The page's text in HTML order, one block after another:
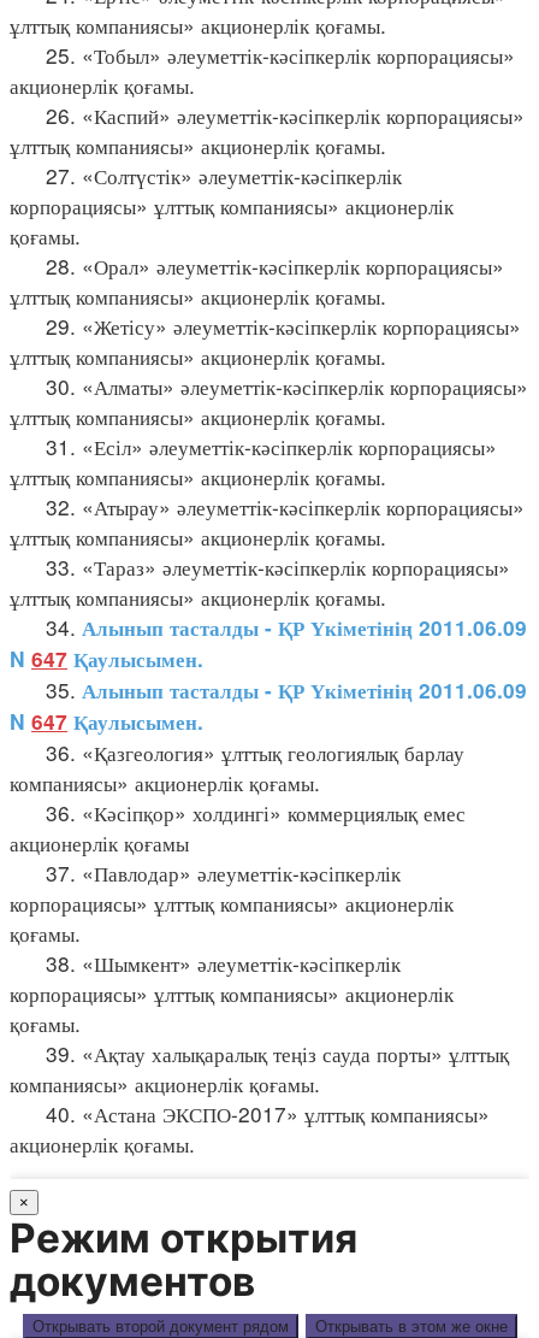
ұлттық компаниясы» акционерлік қоғамы.
25. «Тобыл» әлеуметтік-кәсіпкерлік корпорациясы»
акционерлік қоғамы.
26. «Каспий» әлеуметтік-кәсіпкерлік корпорациясы»
ұлттық компаниясы» акционерлік қоғамы.
27. «Солтүстік» әлеуметтік-кәсіпкерлік
корпорациясы» ұлттық компаниясы» акционерлік
қоғамы.
28. «Орал» әлеуметтік-кәсіпкерлік корпорациясы»
ұлттық компаниясы» акционерлік қоғамы.
29. «Жетісу» әлеуметтік-кәсіпкерлік корпорациясы»
ұлттық компаниясы» акционерлік қоғамы.
30. «Алматы» әлеуметтік-кәсіпкерлік корпорациясы»
ұлттық компаниясы» акционерлік қоғамы.
31. «Есіл» әлеуметтік-кәсіпкерлік корпорациясы»
ұлттық компаниясы» акционерлік қоғамы.
32. «Атырау» әлеуметтік-кәсіпкерлік корпорациясы»
ұлттық компаниясы» акционерлік қоғамы.
33. «Тараз» әлеуметтік-кәсіпкерлік корпорациясы»
ұлттық компаниясы» акционерлік қоғамы.
34. Алынып тасталды - ҚР Үкіметінің 2011.06.09
N 647 Қаулысымен.
35. Алынып тасталды - ҚР Үкіметінің 2011.06.09
N 647 Қаулысымен.
36. «Қазгеология» ұлттық геологиялық барлау
компаниясы» акционерлік қоғамы.
36. «Кәсіпқор» холдингі» коммерциялық емес
акционерлік қоғамы
37. «Павлодар» әлеуметтік-кәсіпкерлік
корпорациясы» ұлттық компаниясы» акционерлік
қоғамы.
38. «Шымкент» әлеуметтік-кәсіпкерлік
корпорациясы» ұлттық компаниясы» акционерлік
қоғамы.
39. «Ақтау халықаралық теңіз сауда порты» ұлттық
компаниясы» акционерлік қоғамы.
40. «Астана ЭКСПО-2017» ұлттық компаниясы»
акционерлік қоғамы.
×
Режим открытия
документов
Открывать второй документ рядом Открывать в этом же окне